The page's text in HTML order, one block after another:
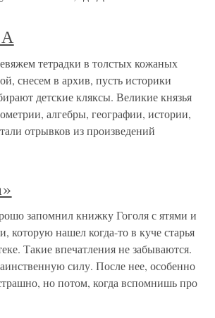
тетрадки в толстых кожаных
снесем в архив, пусть историки
детские кляксы. Великие князья
алгебры, географии, истории,
отрывков из произведений
запомнил книжку Гоголя с ятями и
которую нашел когда-то в куче старья
Такие впечатления не забываются.
силу. После нее, особенно
но потом, когда вспомнишь про